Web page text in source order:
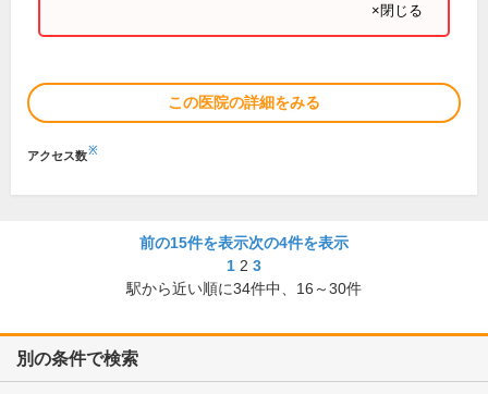
×閉じる
この医院の詳細をみる
アクセス数※
前の15件を表示次の4件を表示
1 2 3
駅から近い順に34件中、 16～30件
別の条件で検索